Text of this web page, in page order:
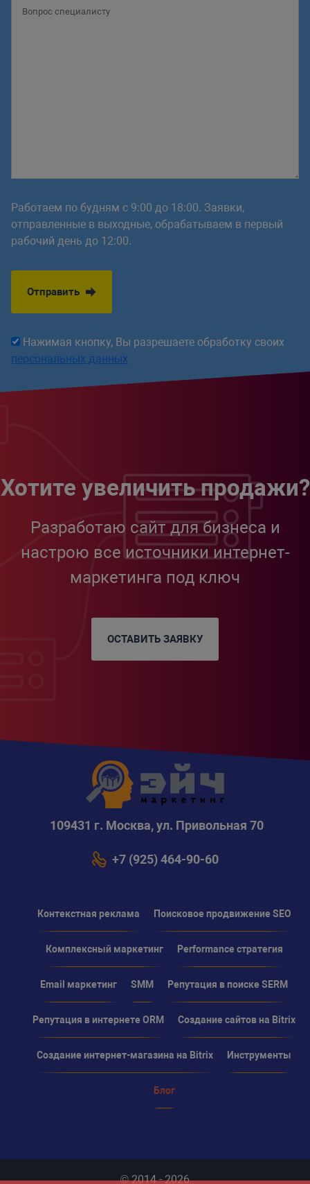
Работаем по будням с 9:00 до 18:00. Заявки,
отправленные в выходные, обрабатываем в первый
рабочий день до 12:00.
Отправить
Нажимая кнопку, Вы разрешаете обработку своих
персональных данных
Хотите увеличить продажи?
Разработаю сайт для бизнеса и
настрою все источники интернет-
маркетинга под ключ
ОСТАВИТЬ ЗАЯВКУ
109431 г. Москва, ул. Привольная 70
+7 (925) 464-90-60
Контекстная реклама Поисковое продвижение SEO
Комплексный маркетинг Performance стратегия
Email маркетинг SMM Репутация в поиске SERM
Репутация в интернете ORM Создание сайтов на Bitrix
Создание интернет-магазина на Bitrix Инструменты
Блог
© 2014 - 2026